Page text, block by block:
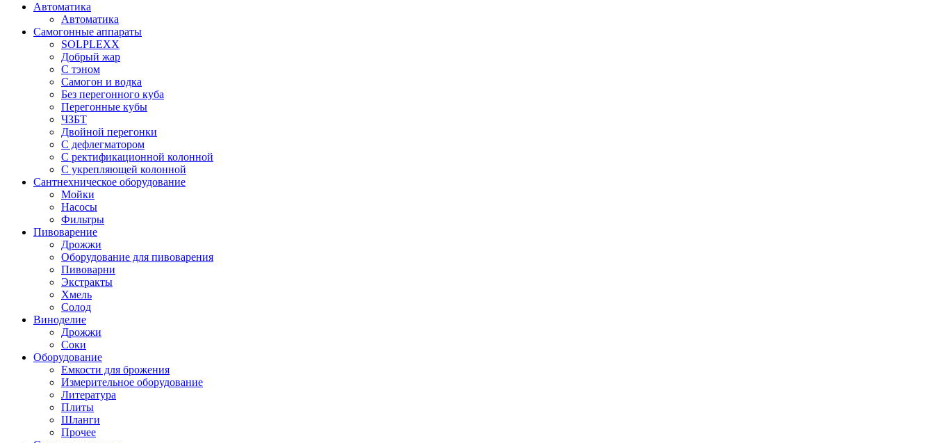
Автоматика
Автоматика
Самогонные аппараты
SOLPLEXX
Добрый жар
С тэном
Самогон и водка
Без перегонного куба
Перегонные кубы
ЧЗБТ
Двойной перегонки
С дефлегматором
С ректификационной колонной
С укрепляющей колонной
Сантнехническое оборудование
Мойки
Насосы
Фильтры
Пивоварение
Дрожжи
Оборудование для пивоварения
Пивоварни
Экстракты
Хмель
Солод
Виноделие
Дрожжи
Соки
Оборудование
Емкости для брожения
Измерительное оборудование
Литература
Плиты
Шланги
Прочее